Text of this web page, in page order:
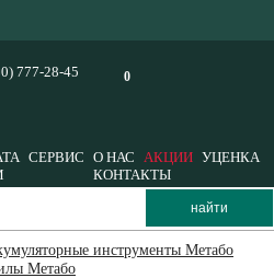
0
777-28-45
СЕРВИС О НАС АКЦИИ УЦЕНКА
КОНТАКТЫ
инструменты Метабо
Метабо